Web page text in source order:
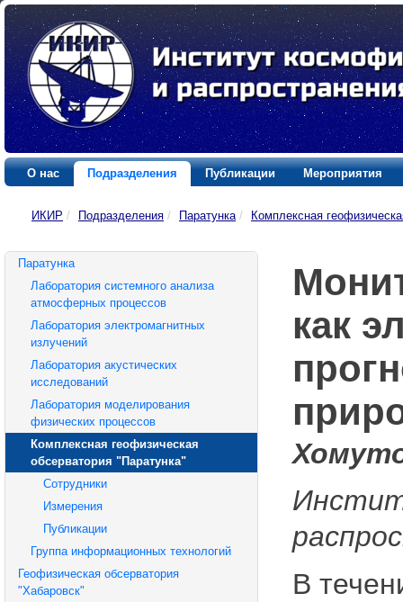
О нас Подразделения Публикации Мероприятия
ИКИР / Подразделения / Паратунка / Комплексная
Паратунка
Лаборатория системного анализа
атмосферных процессов
Лаборатория электромагнитных
излучений
Лаборатория акустических
исследований
Лаборатория моделирования
физических процессов
Комплексная геофизическая
обсерватория "Паратунка"
Сотрудники
Измерения
Публикации
Группа информационных технологий
Геофизическая обсерватория
"Хабаровск"
как
В